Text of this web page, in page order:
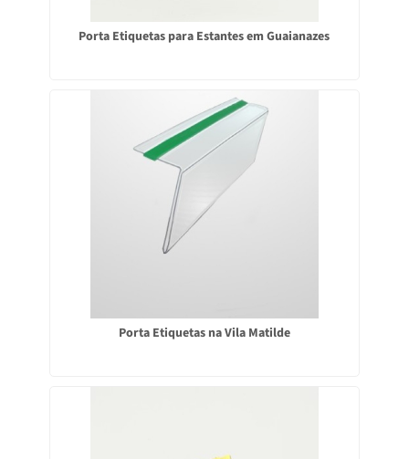
Porta Etiquetas para Estantes em Guaianazes
Porta Etiquetas na Vila Matilde